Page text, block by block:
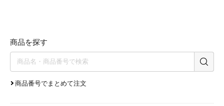
商品を探す
商品番号でまとめて注文